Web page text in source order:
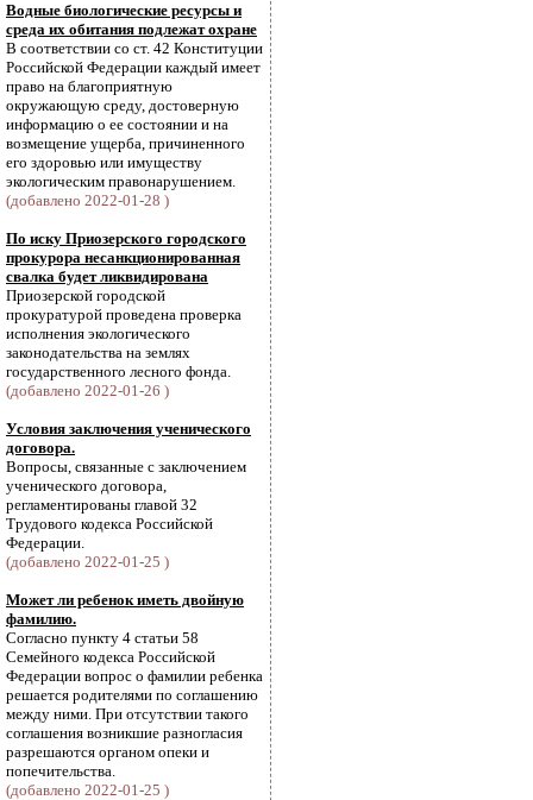
Водные биологические ресурсы и
среда их обитания подлежат охране
В соответствии со ст. 42 Конституции
Российской Федерации каждый имеет
право на благоприятную
окружающую среду, достоверную
информацию о ее состоянии и на
возмещение ущерба, причиненного
его здоровью или имуществу
экологическим правонарушением.
(добавлено 2022-01-28 )
По иску Приозерского городского
прокурора несанкционированная
свалка будет ликвидирована
Приозерской городской
прокуратурой проведена проверка
исполнения экологического
законодательства на землях
государственного лесного фонда.
(добавлено 2022-01-26 )
Условия заключения ученического
договора.
Вопросы, связанные с заключением
ученического договора,
регламентированы главой 32
Трудового кодекса Российской
Федерации.
(добавлено 2022-01-25 )
Может ли ребенок иметь двойную
фамилию.
Согласно пункту 4 статьи 58
Семейного кодекса Российской
Федерации вопрос о фамилии ребенка
решается родителями по соглашению
между ними. При отсутствии такого
соглашения возникшие разногласия
разрешаются органом опеки и
попечительства.
(добавлено 2022-01-25 )